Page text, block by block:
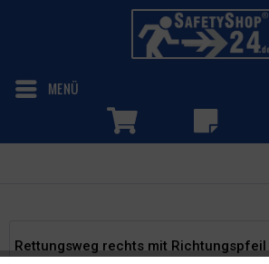
MENÜ
Rettungsweg rechts mit